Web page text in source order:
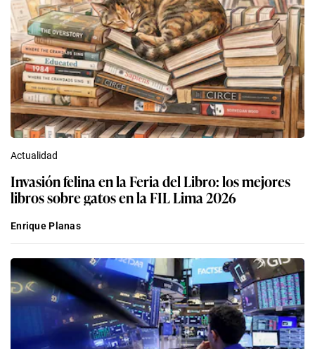
Actualidad
Invasión felina en la Feria del Libro: los mejores
libros sobre gatos en la FIL Lima 2026
Enrique Planas